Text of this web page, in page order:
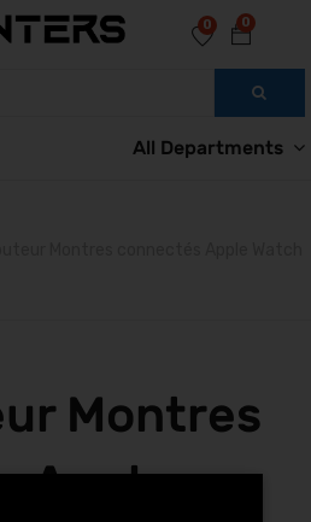
0
0
All Departments
Montres
Apple